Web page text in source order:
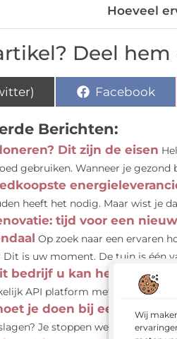
Wij
Hoeveel
Deel hem
Facebook
Berichten:
Dit zijn de eisen
gebruiken. Wanneer je gezond
heeft het nodig. Maar wist je
tijd voor een
Op zoek naar een ervaren
Dit is uw moment. De tuin is één
bedrijf u kan helpen
API platform met IPaaS is,
je doen bij een
Je stoppen werken dan